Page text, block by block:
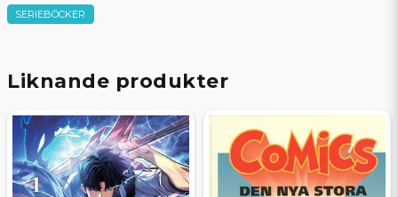
SERIEBÖCKER
Liknande produkter